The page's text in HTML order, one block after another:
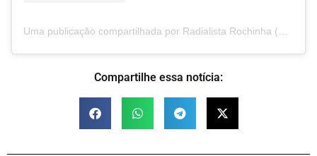
Compartilhe essa notícia: